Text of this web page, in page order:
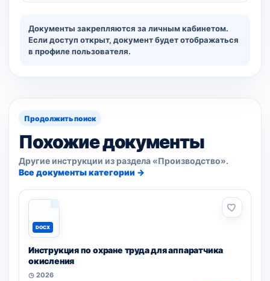
Документы закрепляются за личным кабинетом.
Если доступ открыт, документ будет отображаться
в профиле пользователя.
Продолжить поиск
Похожие документы
Другие инструкции из раздела «Производство».
Все документы категории →
DOCX
Инструкция по охране труда для аппаратчика
окисления
◷ 2026